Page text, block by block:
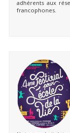
adhérents aux
francophones.